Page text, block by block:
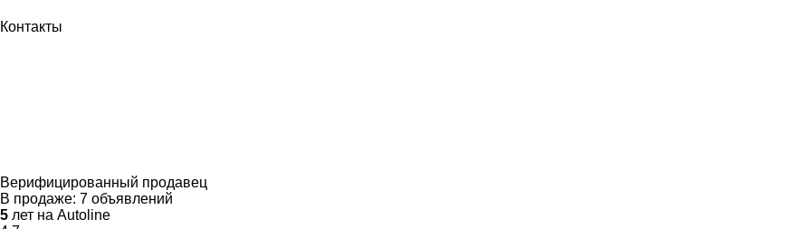
Контакты
Верифицированный продавец
В продаже: 7 объявлений
5 лет на Autoline